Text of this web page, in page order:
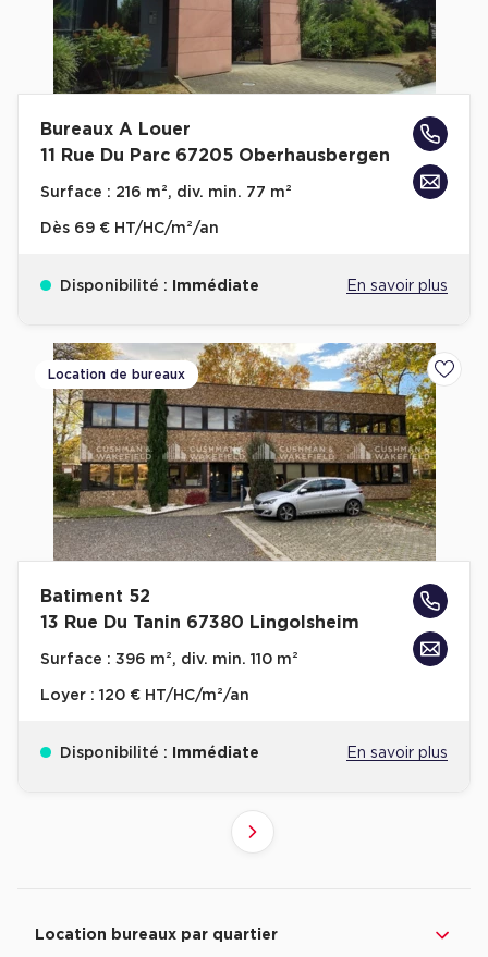
Bureaux A Louer
11 Rue Du Parc 67205 Oberhausbergen
Surface : 216 m², div. min. 77 m²
Dès 69 € HT/HC/m²/an
Disponibilité : Immédiate En savoir plus
Location de bureaux
Batiment 52
13 Rue Du Tanin 67380 Lingolsheim
Surface : 396 m², div. min. 110 m²
Loyer : 120 € HT/HC/m²/an
Disponibilité : Immédiate En savoir plus
Suivant
Location bureaux par quartier